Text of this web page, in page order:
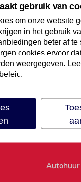
media
Autohuur
gebruik van
om onze website
in het gebruik
beter af te
cookies ervoor
weergegeven.